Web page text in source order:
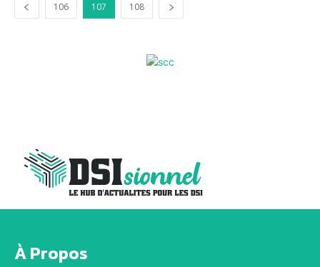
106 107 108
À Propos